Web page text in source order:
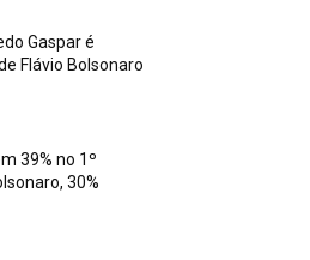
Gaspar é
Flávio Bolsonaro
39% no 1º
30%